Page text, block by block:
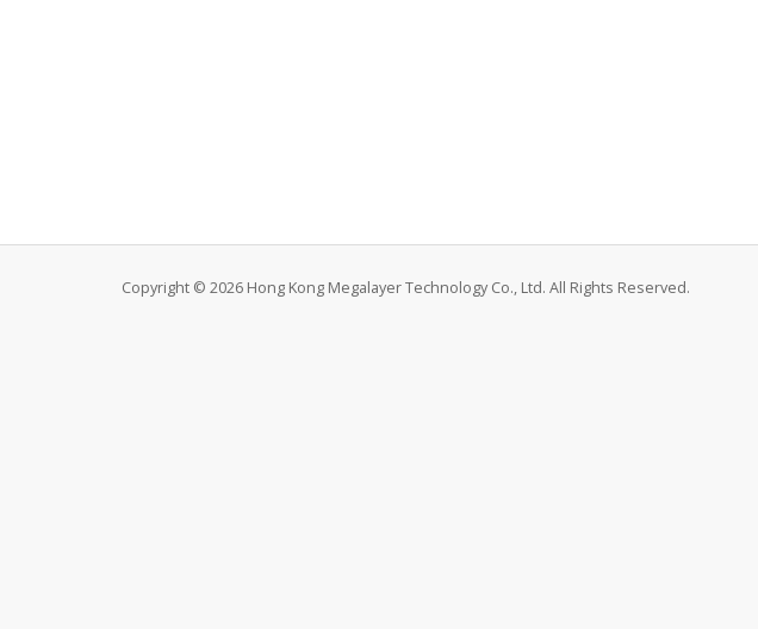
Copyright © 2026 Hong Kong Megalayer Technology Co., Ltd. All Rights Reserved.